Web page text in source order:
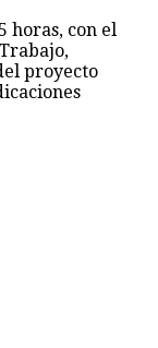
horas, con el
proyecto